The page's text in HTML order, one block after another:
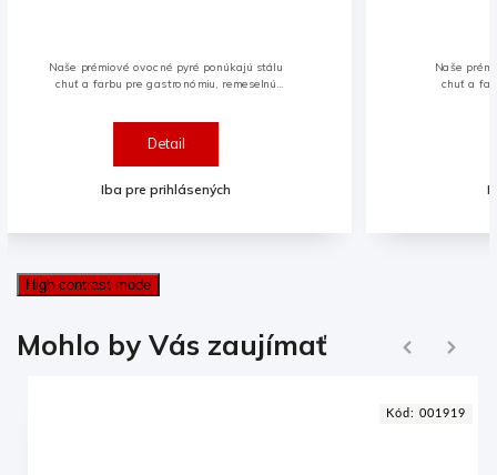
Iba pre prihlásených
Detail
Naše prémiové ovocné pyré ponúkajú stálu
chuť a farbu pre gastronómiu, remeselnú
odborníkov na ovocie a...
High-contrast mode
Mohlo by Vás zaujímať
Kód: 001919